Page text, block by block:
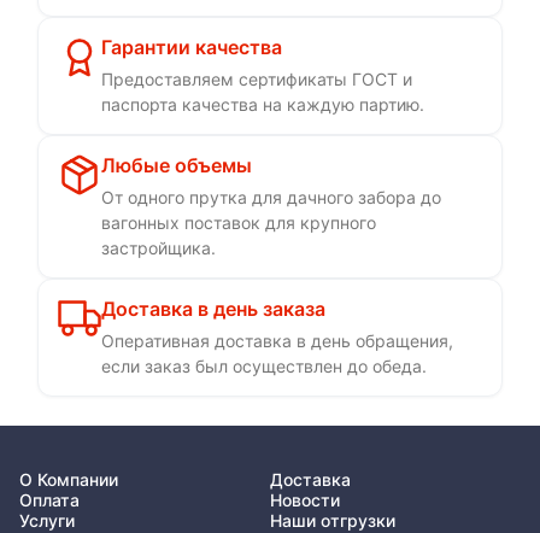
Гарантии качества
Предоставляем сертификаты ГОСТ и
паспорта качества на каждую партию.
Любые объемы
От одного прутка для дачного забора до
вагонных поставок для крупного
застройщика.
Доставка в день заказа
Оперативная доставка в день обращения,
если заказ был осуществлен до обеда.
О Компании
Доставка
Оплата
Новости
Услуги
Наши отгрузки